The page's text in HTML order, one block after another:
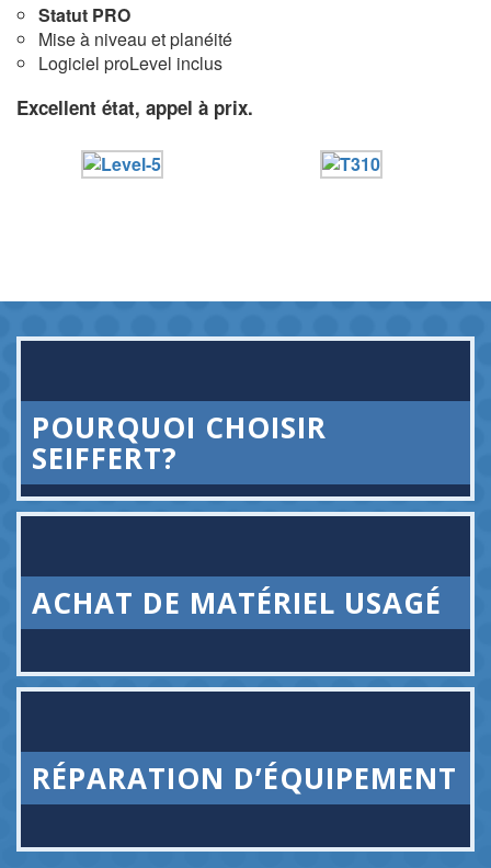
Statut PRO
Mise à niveau et planéité
Logiciel proLevel inclus
Excellent état, appel à prix.
POURQUOI CHOISIR
SEIFFERT?
ACHAT DE MATÉRIEL USAGÉ
RÉPARATION D’ÉQUIPEMENT